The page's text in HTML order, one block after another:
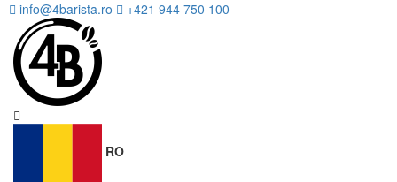
info@4barista.ro +421 944 750 100
RO